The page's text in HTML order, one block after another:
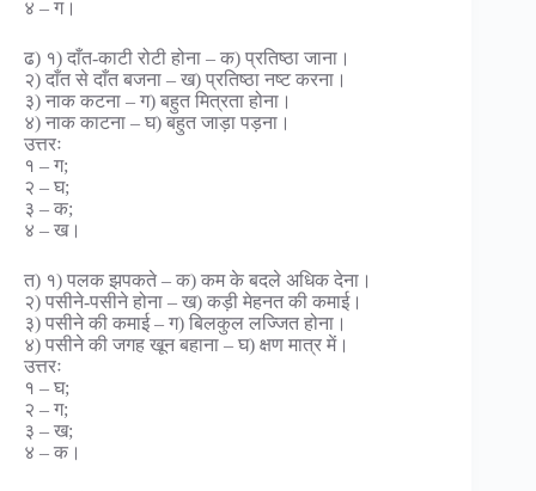
४ – ग।
ढ) १) दाँत-काटी रोटी होना – क) प्रतिष्ठा जाना।
२) दाँत से दाँत बजना – ख) प्रतिष्ठा नष्ट करना।
३) नाक कटना – ग) बहुत मित्रता होना।
४) नाक काटना – घ) बहुत जाड़ा पड़ना।
उत्तरः
१ – ग;
२ – घ;
३ – क;
४ – ख।
त) १) पलक झपकते – क) कम के बदले अधिक देना।
२) पसीने-पसीने होना – ख) कड़ी मेहनत की कमाई।
३) पसीने की कमाई – ग) बिलकुल लज्जित होना।
४) पसीने की जगह खून बहाना – घ) क्षण मात्र में।
उत्तरः
१ – घ;
२ – ग;
३ – ख;
४ – क।